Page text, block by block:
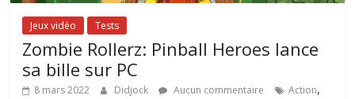
Jeux vidéo Tests
Zombie Rollerz: Pinball Heroes lance
sa bille sur PC
8 mars 2022 Didjock Aucun commentaire Action,